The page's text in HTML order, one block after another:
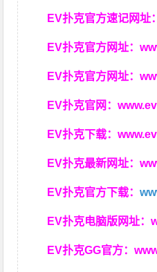
EV扑克官方速记网址
EV扑克官方网址：
EV扑克官方网址：
EV扑克官网：
EV扑克下载：
EV扑克最新网址：
EV扑克官方下载：
EV扑克电脑版网址：
EV扑克GG官方：